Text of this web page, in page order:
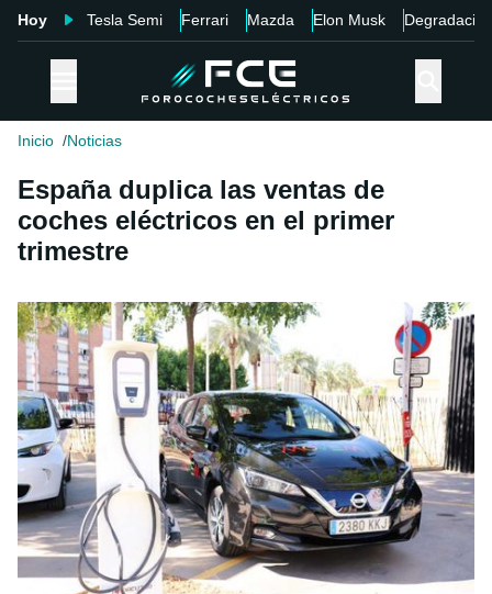
Hoy Tesla Semi Ferrari Mazda Elon Musk Degradación
Inicio Noticias
España duplica las ventas de
coches eléctricos en el primer
trimestre